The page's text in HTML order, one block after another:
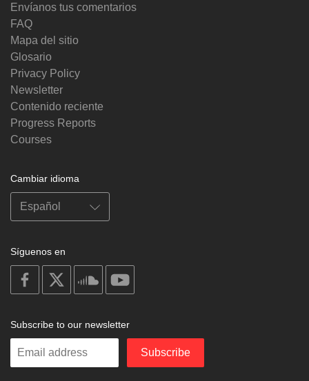
Envíanos tus comentarios
FAQ
Mapa del sitio
Glosario
Privacy Policy
Newsletter
Contenido reciente
Progress Reports
Courses
Cambiar idioma
Síguenos en
on
facebook
soundcloud
Subscribe to our newsletter
Enter
Subscribe